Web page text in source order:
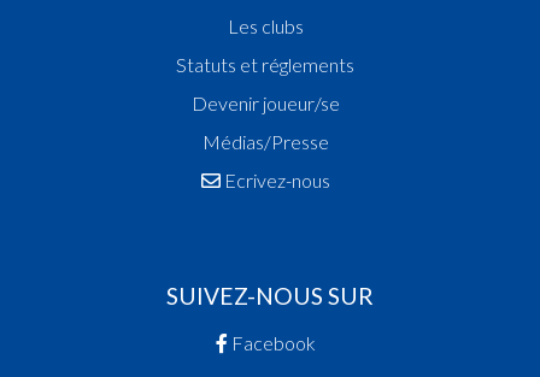
Les clubs
Statuts et réglements
Devenir joueur/se
Médias/Presse
Ecrivez-nous
SUIVEZ-NOUS SUR
Facebook